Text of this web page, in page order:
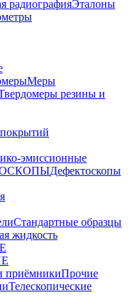
радиографияЭталоны
Меры
резины и
эмиссионные
Дефектоскопы
Стандартные образцы
жидкость
приёмникиПрочие
Телескопические